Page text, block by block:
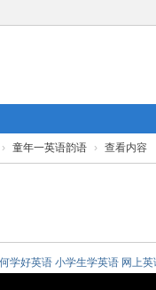
› 童年一英语韵语 › 查看内容
学好英语 小学生学英语 网上